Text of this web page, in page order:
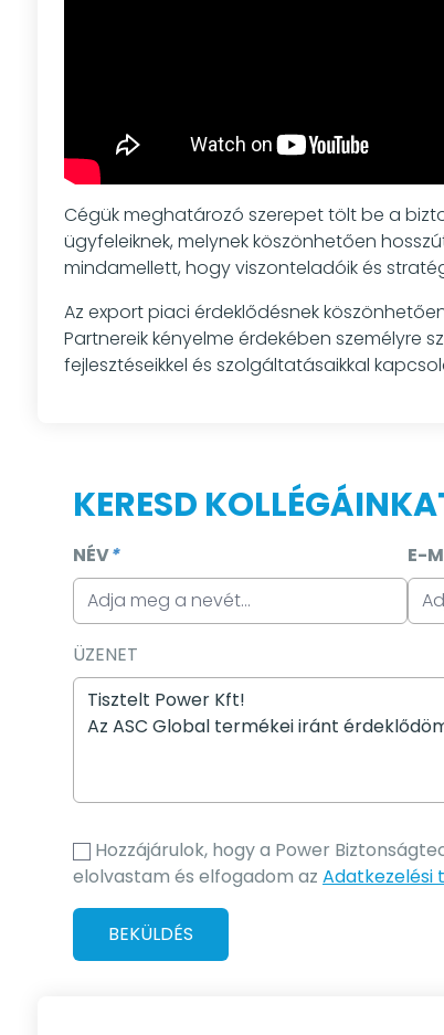
Cégük meghatározó szerepet tölt be a
ügyfeleiknek, melynek köszönhetően
mindamellett, hogy viszonteladóik és
Az export piaci érdeklődésnek
Partnereik kényelme érdekében személyre
fejlesztéseikkel és szolgáltatásaikkal
KERESD
NÉV* E-
ÜZENET
Hozzájárulok, hogy a Power
elolvastam és elfogadom az Adatkezelési
BEKÜLDÉS